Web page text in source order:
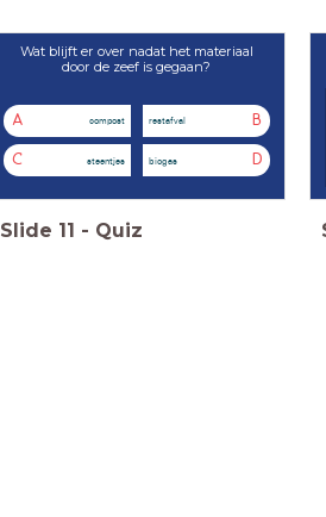
Wat blijft er over nadat het materiaal
door de zeef is gegaan?
A compost B
restafval
C steentjes D
biogas
Slide 11 - Quiz